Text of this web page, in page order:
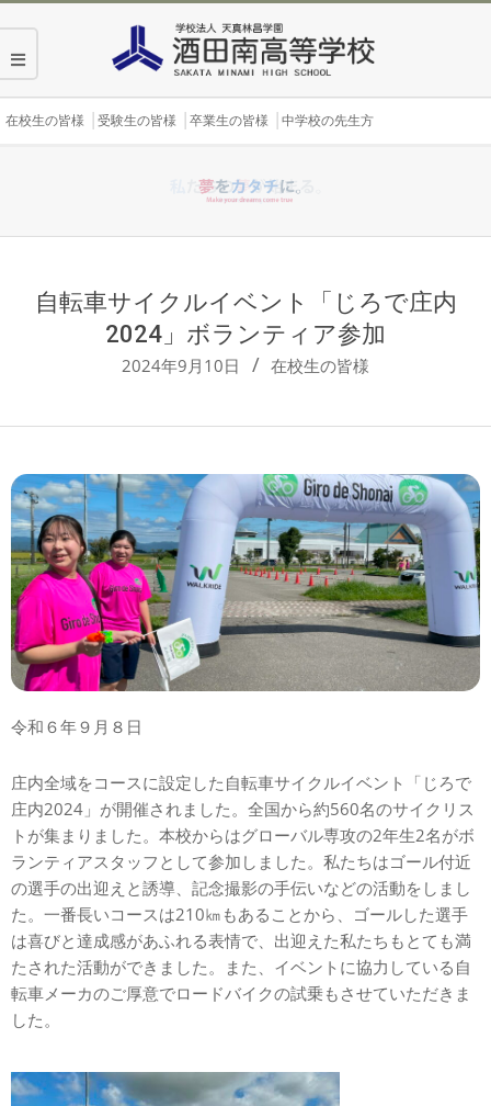
content
Secondary
在校生の皆様 受験生の皆様 卒業生の皆様 中学校の先生方
自転車サイクルイベント「じろで庄内
2024」ボランティア参加
2024年9月10日 在校生の皆様
令和６年９月８日
庄内全域をコースに設定した自転車サイクルイベント「じろで
庄内2024」が開催されました。全国から約560名のサイクリス
トが集まりました。本校からはグローバル専攻の2年生2名がボ
ランティアスタッフとして参加しました。私たちはゴール付近
の選手の出迎えと誘導、記念撮影の手伝いなどの活動をしまし
た。一番長いコースは210㎞もあることから、ゴールした選手
は喜びと達成感があふれる表情で、出迎えた私たちもとても満
たされた活動ができました。また、イベントに協力している自
転車メーカのご厚意でロードバイクの試乗もさせていただきま
した。